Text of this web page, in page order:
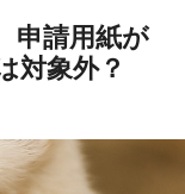
申請用紙が
対象外？